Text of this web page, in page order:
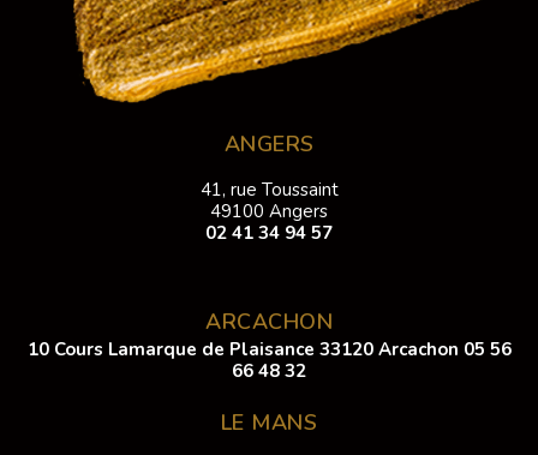
ANGERS
41, rue Toussaint
49100 Angers
02 41 34 94 57
ARCACHON
10 Cours Lamarque de Plaisance 33120 Arcachon 05 56
66 48 32
LE MANS